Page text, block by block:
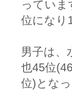
っていま
位になり
男子は、
也45位
位)とな